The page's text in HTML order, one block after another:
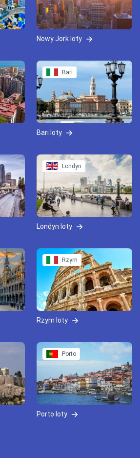
Nowy Jork loty
Bari
Bari loty
Londyn
Londyn loty
Rzym
Rzym loty
Porto
Porto loty